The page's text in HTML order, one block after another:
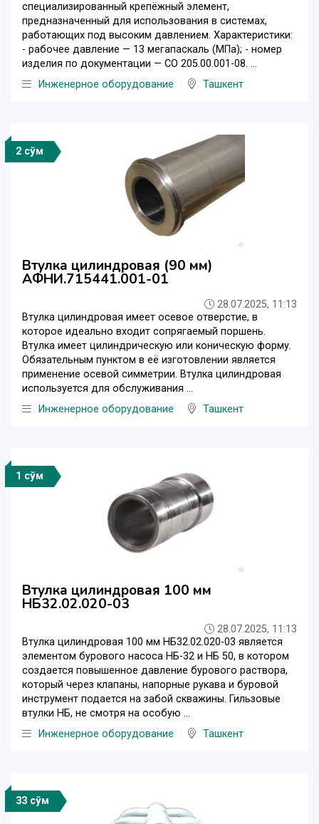
специализированный крепёжный элемент,
предназначенный для использования в системах,
работающих под высоким давлением. Характеристики:
- рабочее давление — 13 мегапаскаль (МПа); - номер
изделия по документации — СО 205.00.001-08. ...
Инженерное оборудование
Ташкент
2 сўм
Втулка цилиндровая (90 мм)
АФНИ.715441.001-01
28.07.2025, 11:13
Втулка цилиндровая имеет осевое отверстие, в
которое идеально входит сопрягаемый поршень.
Втулка имеет цилиндрическую или коническую форму.
Обязательным пунктом в её изготовлении является
применение осевой симметрии. Втулка цилиндровая
используется для обслуживания ...
Инженерное оборудование
Ташкент
1 сўм
Втулка цилиндровая 100 мм
НБ32.02.020-03
28.07.2025, 11:13
Втулка цилиндровая 100 мм НБ32.02.020-03 является
элементом бурового насоса НБ-32 и НБ 50, в котором
создается повышенное давление бурового раствора,
который через клапаны, напорные рукава и буровой
инструмент подается на забой скважины. Гильзовые
втулки НБ, не смотря на особую ...
Инженерное оборудование
Ташкент
33 сўм